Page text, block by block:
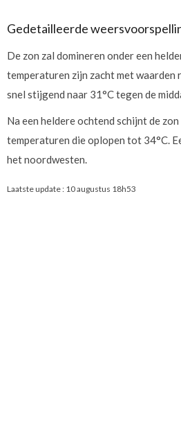
Gedetailleerde
De zon zal domineren onder een
temperaturen zijn zacht met waarden
snel stijgend naar 31°C tegen de
Na een heldere ochtend schijnt de
temperaturen die oplopen tot 34°C.
het noordwesten.
Laatste update : 10 augustus 18h53